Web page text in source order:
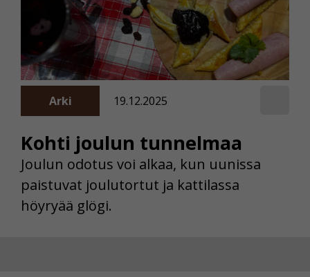
Kohti joulun tunnelmaa
Arki 19.12.2025
Joulun odotus voi alkaa, kun uunissa
paistuvat joulutortut ja kattilassa
höyryää glögi.